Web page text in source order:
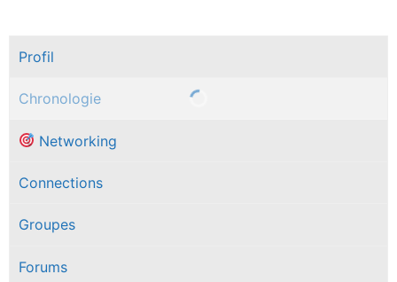
Profil
Chronologie
Networking
Connections
Groupes
Forums